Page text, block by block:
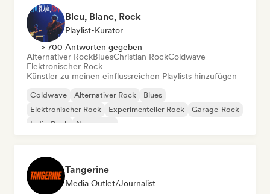
Bleu, Blanc, Rock
Playlist-Kurator
> 700 Antworten gegeben
Alternativer RockBluesChristian RockColdwave
Elektronischer Rock
Künstler zu meinen einflussreichen Playlists hinzufügen
Coldwave Alternativer Rock
Blues
Elektronischer Rock
Experimenteller Rock
Garage-Rock
Indie-Rock
New wave
Tangerine
Media Outlet/Journalist